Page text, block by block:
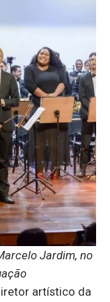
Jardim, no
artístico da